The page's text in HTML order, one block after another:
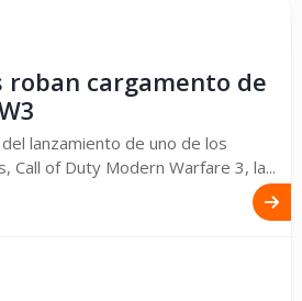
roban cargamento de
lanzamiento de uno de los
Call of Duty Modern Warfare 3, la...